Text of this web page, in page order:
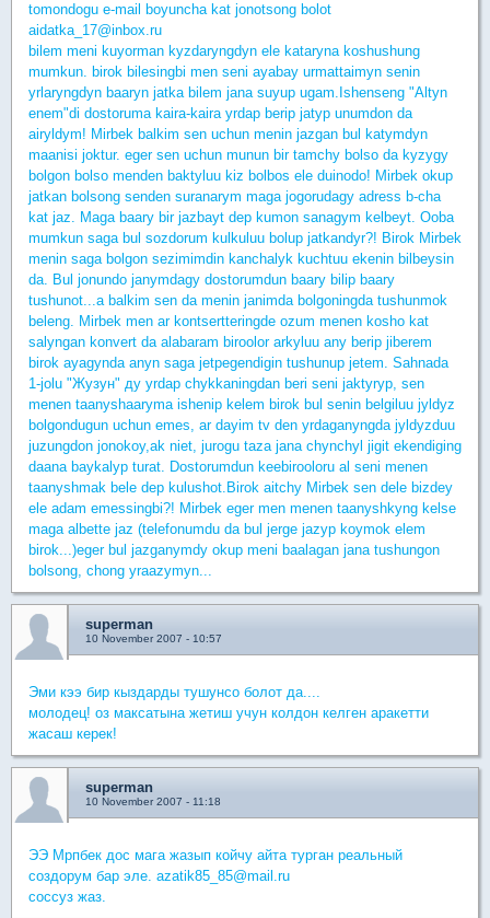
tomondogu e-mail boyuncha kat jonotsong bolot
aidatka_17@inbox.ru
bilem meni kuyorman kyzdaryngdyn ele kataryna koshushung
mumkun. birok bilesingbi men seni ayabay urmattaimyn senin
yrlaryngdyn baaryn jatka bilem jana suyup ugam.Ishenseng "Altyn
enem"di dostoruma kaira-kaira yrdap berip jatyp unumdon da
airyldym! Mirbek balkim sen uchun menin jazgan bul katymdyn
maanisi joktur. eger sen uchun munun bir tamchy bolso da kyzygy
bolgon bolso menden baktyluu kiz bolbos ele duinodo! Mirbek okup
jatkan bolsong senden suranarym maga jogorudagy adress b-cha
kat jaz. Maga baary bir jazbayt dep kumon sanagym kelbeyt. Ooba
mumkun saga bul sozdorum kulkuluu bolup jatkandyr?! Birok Mirbek
menin saga bolgon sezimimdin kanchalyk kuchtuu ekenin bilbeysin
da. Bul jonundo janymdagy dostorumdun baary bilip baary
tushunot...a balkim sen da menin janimda bolgoningda tushunmok
beleng. Mirbek men ar kontsertteringde ozum menen kosho kat
salyngan konvert da alabaram biroolor arkyluu any berip jiberem
birok ayagynda anyn saga jetpegendigin tushunup jetem. Sahnada
1-jolu "Жузун" ду yrdap chykkaningdan beri seni jaktyryp, sen
menen taanyshaaryma ishenip kelem birok bul senin belgiluu jyldyz
bolgondugun uchun emes, ar dayim tv den yrdaganyngda jyldyzduu
juzungdon jonokoy,ak niet, jurogu taza jana chynchyl jigit ekendiging
daana baykalyp turat. Dostorumdun keebirooloru al seni menen
taanyshmak bele dep kulushot.Birok aitchy Mirbek sen dele bizdey
ele adam emessingbi?! Mirbek eger men menen taanyshkyng kelse
maga albette jaz (telefonumdu da bul jerge jazyp koymok elem
birok...)eger bul jazganymdy okup meni baalagan jana tushungon
bolsong, chong yraazymyn...
superman
10 November 2007 - 10:57
Эми кээ бир кыздарды тушунсо болот да....
молодец! оз максатына жетиш учун колдон келген аракетти
жасаш керек!
superman
10 November 2007 - 11:18
ЭЭ Мрпбек дос мага жазып койчу айта турган реальный
создорум бар эле. azatik85_85@mail.ru
соссуз жаз.